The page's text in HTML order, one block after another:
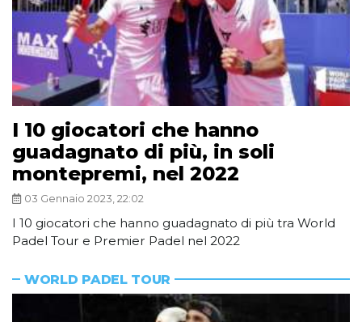
I 10 giocatori che hanno
guadagnato di più, in soli
montepremi, nel 2022
03 Gennaio 2023, 22:02
I 10 giocatori che hanno guadagnato di più tra World
Padel Tour e Premier Padel nel 2022
WORLD PADEL TOUR